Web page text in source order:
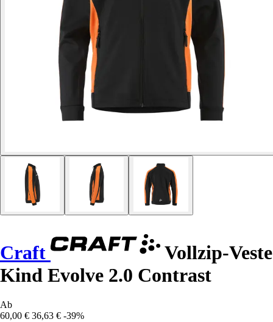
Craft
Vollzip-Veste
Kind Evolve 2.0 Contrast
Ab
60,00 € 36,63 € -39%